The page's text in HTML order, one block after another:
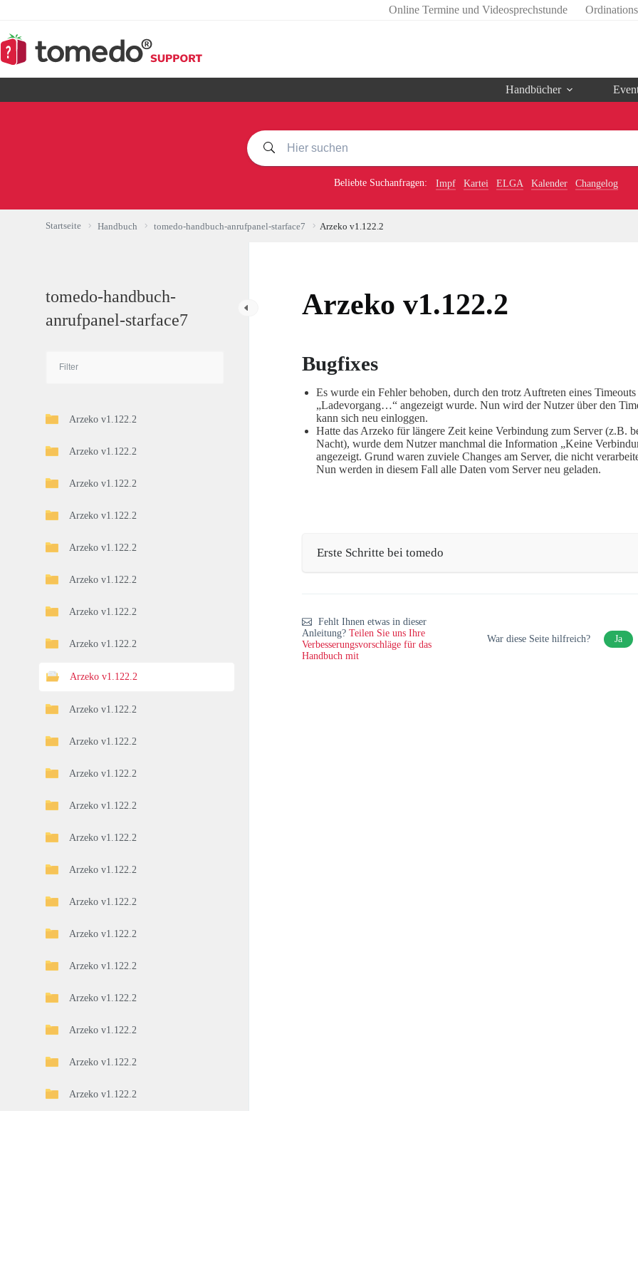
springen
Online Termine und Videosprechstunde
Handbücher
Beliebte Suchanfragen: Impf Kartei ELGA Kalender Changelog
Startseite Handbuch tomedo-handbuch-anrufpanel-starface7 Arzeko v1.122.2
tomedo-handbuch-
anrufpanel-starface7
Arzeko v1.122.2
Arzeko v1.122.2
Arzeko v1.122.2
Arzeko v1.122.2
Arzeko v1.122.2
Arzeko v1.122.2
Arzeko v1.122.2
Arzeko v1.122.2
Arzeko v1.122.2
Arzeko v1.122.2
Arzeko v1.122.2
Arzeko v1.122.2
Arzeko v1.122.2
Arzeko v1.122.2
Arzeko v1.122.2
Arzeko v1.122.2
Arzeko v1.122.2
Arzeko v1.122.2
Arzeko v1.122.2
Arzeko v1.122.2
Arzeko v1.122.2
Arzeko v1.122.2
Arzeko v1.122.2
Bugfixes
Es wurde ein Fehler behoben, durch den trotz Auftreten eines
„Ladevorgang…“ angezeigt wurde. Nun wird der Nutzer über den
kann sich neu einloggen.
Hatte das Arzeko für längere Zeit keine Verbindung zum Server (z.B.
Nacht), wurde dem Nutzer manchmal die Information „Keine
angezeigt. Grund waren zuviele Changes am Server, die nicht
Nun werden in diesem Fall alle Daten vom Server neu geladen.
Erste Schritte bei tomedo
Fehlt Ihnen etwas in dieser
Anleitung? Teilen Sie uns Ihre
Verbesserungsvorschläge für das
Handbuch mit
War diese Seite hilfreich? Ja